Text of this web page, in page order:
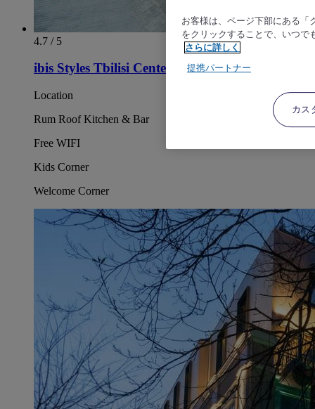
4.7 / 5
ibis Styles Tbilisi Center
Location
Rum Roof Kitchen & Bar
Free WIFI
Kids Corner
Welcome Corner
お客様は、ページ下部にある「
をクリックすることで、いつで
さらに詳しく
提携パートナー
カス